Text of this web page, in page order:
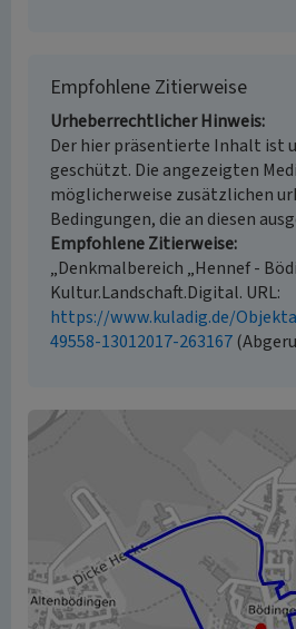
Empfohlene Zitierweise
Urheberrechtlicher Hinweis
Der hier präsentierte Inhalt ist
geschützt. Die angezeigten
möglicherweise zusätzlichen
Bedingungen, die an diesen
Empfohlene Zitierweise
„Denkmalbereich „Hennef -
Kultur.Landschaft.Digital. URL:
https://www.kuladig.de/
49558-13012017-263167